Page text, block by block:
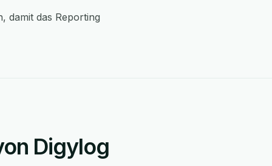
damit das Reporting
Digylog